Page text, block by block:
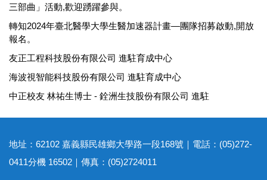
三部曲」活動,歡迎踴躍參與。
轉知2024年臺北醫學大學生醫加速器計畫—團隊招募啟動,開放
報名。
友正工程科技股份有限公司 進駐育成中心
海波視智能科技股份有限公司 進駐育成中心
中正校友 林祐生博士 - 銓洲生技股份有限公司 進駐
地址：62102 嘉義縣民雄鄉大學路一段168號｜電話：(05)272-
0411分機 16502｜傳真：(05)2724011